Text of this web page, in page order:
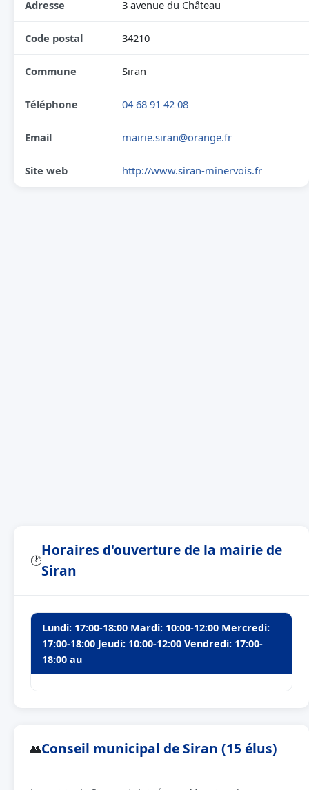
Adresse 3 avenue du Château
Code postal 34210
Commune Siran
Téléphone 04 68 91 42 08
Email mairie.siran@orange.fr
Site web http://www.siran-minervois.fr
🕐
Horaires d'ouverture de la mairie de
Siran
Lundi: 17:00-18:00 Mardi: 10:00-12:00 Mercredi:
17:00-18:00 Jeudi: 10:00-12:00 Vendredi: 17:00-
18:00 au
👥Conseil municipal de Siran (15 élus)